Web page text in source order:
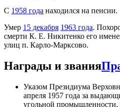
С 1958 года находился на пенсии.
Умер 15 декабря 1963 года.
смерти К. Е. Никитенко его
улиц п. Карло-Марксово.
Награды и звания
Указом Президиума
апреля 1957 года за
угольной промышленности,